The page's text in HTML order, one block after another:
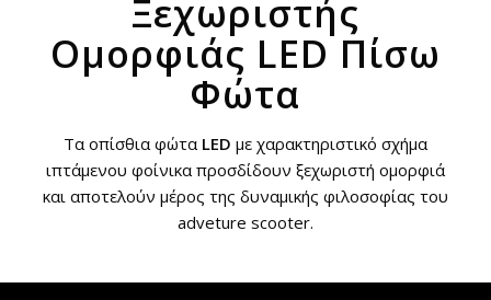
Ξεχωριστής
Ομορφιάς LED Πίσω
Φώτα
Τα οπίσθια φώτα LED με χαρακτηριστικό σχήμα
ιπτάμενου φοίνικα προσδίδουν ξεχωριστή ομορφιά
και αποτελούν μέρος της δυναμικής φιλοσοφίας του
adveture scooter.